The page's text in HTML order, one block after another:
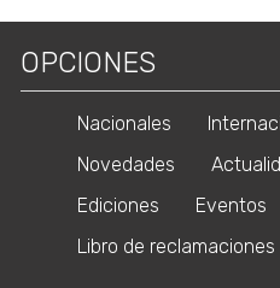
OPCIONES
Nacionales
Novedades
Ediciones
Eventos
Libro de reclamaciones